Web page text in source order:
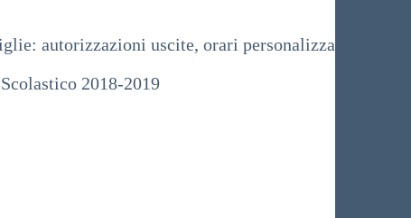
autorizzazioni uscite, orari personalizzati, foto, etc.
2018-2019